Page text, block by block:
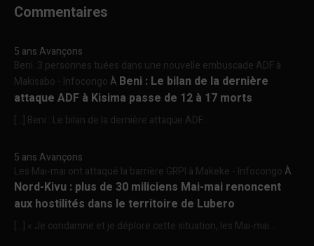
Commentaires
5 ans Avançons
Beni :3 personnes tuées dans une nouvelle embuscade ADF à
Makisabo - InfocongoÀ Beni : Le bilan de la dernière
attaque ADF à Kisima passe de 12 à 17 morts
[…] Beni : Le bilan de la dernière attaque ADF...
5 ans Avançons
Les Mai-mai ont attaqué la barrière GRPI à Makeke - InfocongoÀ
Nord-Kivu : plus de 30 miliciens Mai-mai renoncent
aux hostilités dans le territoire de Lubero
[…] « Je condamne et je déplore cette situation, les Mai-mai...